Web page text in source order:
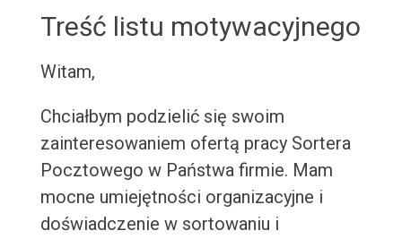
Treść listu motywacyjnego
Witam,
Chciałbym podzielić się swoim
zainteresowaniem ofertą pracy Sortera
Pocztowego w Państwa firmie. Mam
mocne umiejętności organizacyjne i
doświadczenie w sortowaniu i